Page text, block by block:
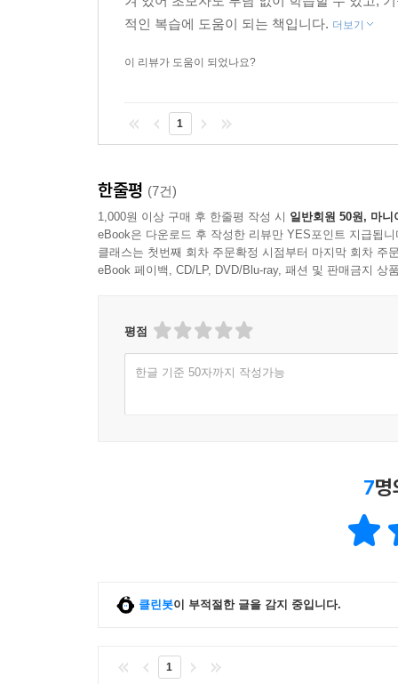
적인 복습에 도움이 되는 책입니다. 더보기
이 리뷰가 도움이 되었나요?
1
한줄평 (7건)
1,000원 이상 구매 후 한줄평 작성 시 일반회원 50원, 마니
eBook은 다운로드 후 작성한 리뷰만 YES포인트 지급됩니
클래스는 첫번째 회차 주문확정 시점부터 마지막 회차 주
eBook 페이백, CD/LP, DVD/Blu-ray, 패션 및 판매금지 상
평점
한글 기준 50자까지 작성가능
7
클린봇이 부적절한 글을 감지 중입니다.
1